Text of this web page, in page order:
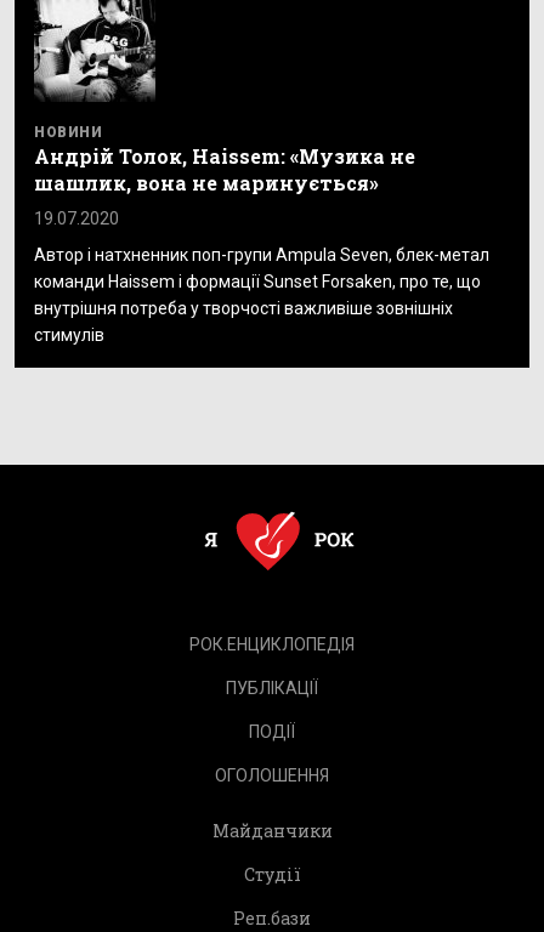
НОВИНИ
Андрій Толок, Haissem: «Музика не
шашлик, вона не маринується»
19.07.2020
Автор і натхненник поп-групи Ampula Seven, блек-метал
команди Haissem і формації Sunset Forsaken, про те, що
внутрішня потреба у творчості важливіше зовнішніх
стимулів
РОК.ЕНЦИКЛОПЕДІЯ
ПУБЛІКАЦІЇ
ПОДІЇ
ОГОЛОШЕННЯ
Майданчики
Студії
Реп.бази